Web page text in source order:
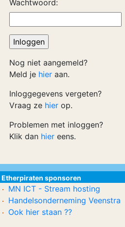
Wachtwoord:
Nog niet aangemeld?
Meld je hier aan.
Inloggegevens vergeten?
Vraag ze hier op.
Problemen met inloggen?
Klik dan hier eens.
Etherpiraten sponsoren
MN ICT - Stream hosting
Handelsonderneming Veenstra
Ook hier staan ??